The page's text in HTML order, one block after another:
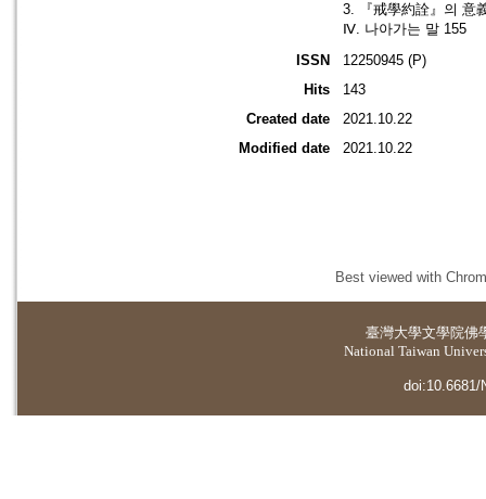
3. 『戒學約詮』의 意
Ⅳ. 나아가는 말 155
ISSN
12250945 (P)
Hits
143
Created date
2021.10.22
Modified date
2021.10.22
Best viewed with
臺灣大學文學院佛
National Taiwan
doi:10.6681/